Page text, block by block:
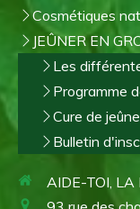
Cosmétiques
JEÛNER EN
Les
Programme
Cure de
Bulletin
AIDE-TOI,